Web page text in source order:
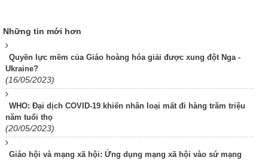
Những tin mới hơn
Quyền lực mềm của Giáo hoàng hóa giải được xung đột Nga -
Ukraine?
(16/05/2023)
WHO: Đại dịch COVID-19 khiến nhân loại mất đi hàng trăm triệu
năm tuổi thọ
(20/05/2023)
Giáo hội và mạng xã hội: Ứng dụng mạng xã hội vào sứ mạng